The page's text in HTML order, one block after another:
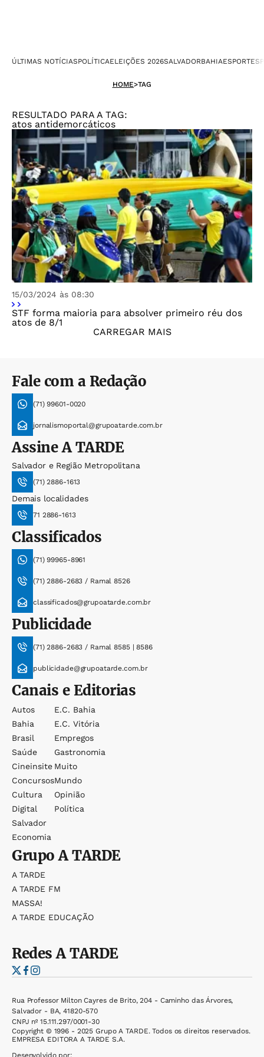
ÚLTIMAS NOTÍCIASPOLÍTICAELEIÇÕES 2026SALVADORBAHIAESPORTES
HOME>TAG
RESULTADO PARA A TAG:
atos antidemorcáticos
15/03/2024 às 08:30
STF forma maioria para absolver primeiro réu dos
atos de 8/1
CARREGAR MAIS
Fale com a Redação
(71) 99601-0020
jornalismoportal@grupoatarde.com.br
AssineA TARDE
Salvador e Região Metropolitana
(71) 2886-1613
Demais localidades
71 2886-1613
Classificados
(71) 99965-8961
(71) 2886-2683 / Ramal 8526
classificados@grupoatarde.com.br
Publicidade
(71) 2886-2683 / Ramal 8585 | 8586
publicidade@grupoatarde.com.br
Canais e Editorias
Autos
Bahia
Brasil
Saúde
Cineinsite
Concursos
Cultura
Digital
Salvador
Economia
E.c. Bahia
E.c. Vitória
Empregos
Gastronomia
Muito
Mundo
Opinião
Política
GrupoA TARDE
A TARDE
A TARDE FM
MASSA!
A TARDE EDUCAÇÃO
RedesA TARDE
Rua Professor Milton Cayres de Brito, 204 - Caminho das Árvores,
Salvador - BA, 41820-570
CNPJ nº 15.111.297/0001-30
Copyright © 1996 - 2025 Grupo A TARDE. Todos os direitos reservados.
EMPRESA EDITORA A TARDE S.A.
Desenvolvido por: